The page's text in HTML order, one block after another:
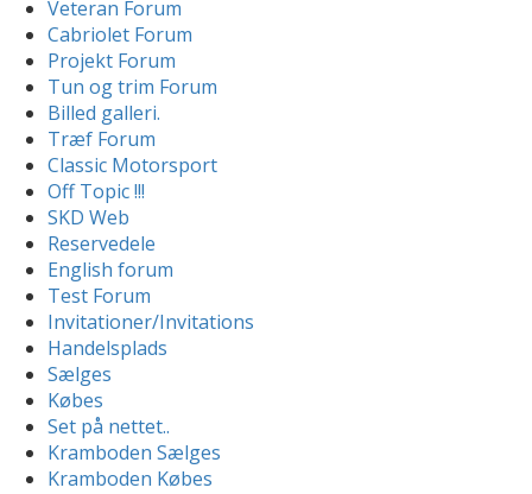
Veteran Forum
Cabriolet Forum
Projekt Forum
Tun og trim Forum
Billed galleri.
Træf Forum
Classic Motorsport
Off Topic !!!
SKD Web
Reservedele
English forum
Test Forum
Invitationer/Invitations
Handelsplads
Sælges
Købes
Set på nettet..
Kramboden Sælges
Kramboden Købes